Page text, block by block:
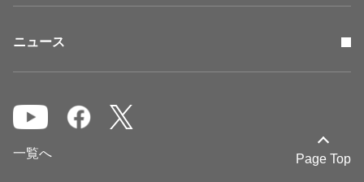
ニュース
Page Top
一覧へ